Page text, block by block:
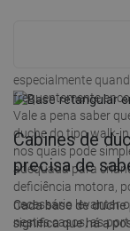
escolhem cabines
especialmente
frequentemente
Vale a pena saber
duche do tipo walk-
nos quais pode
adequada para
deficiência motora,
necessário levantar
nestes casos, as
Cabines de
precisa de
Cada base de
significa que há a